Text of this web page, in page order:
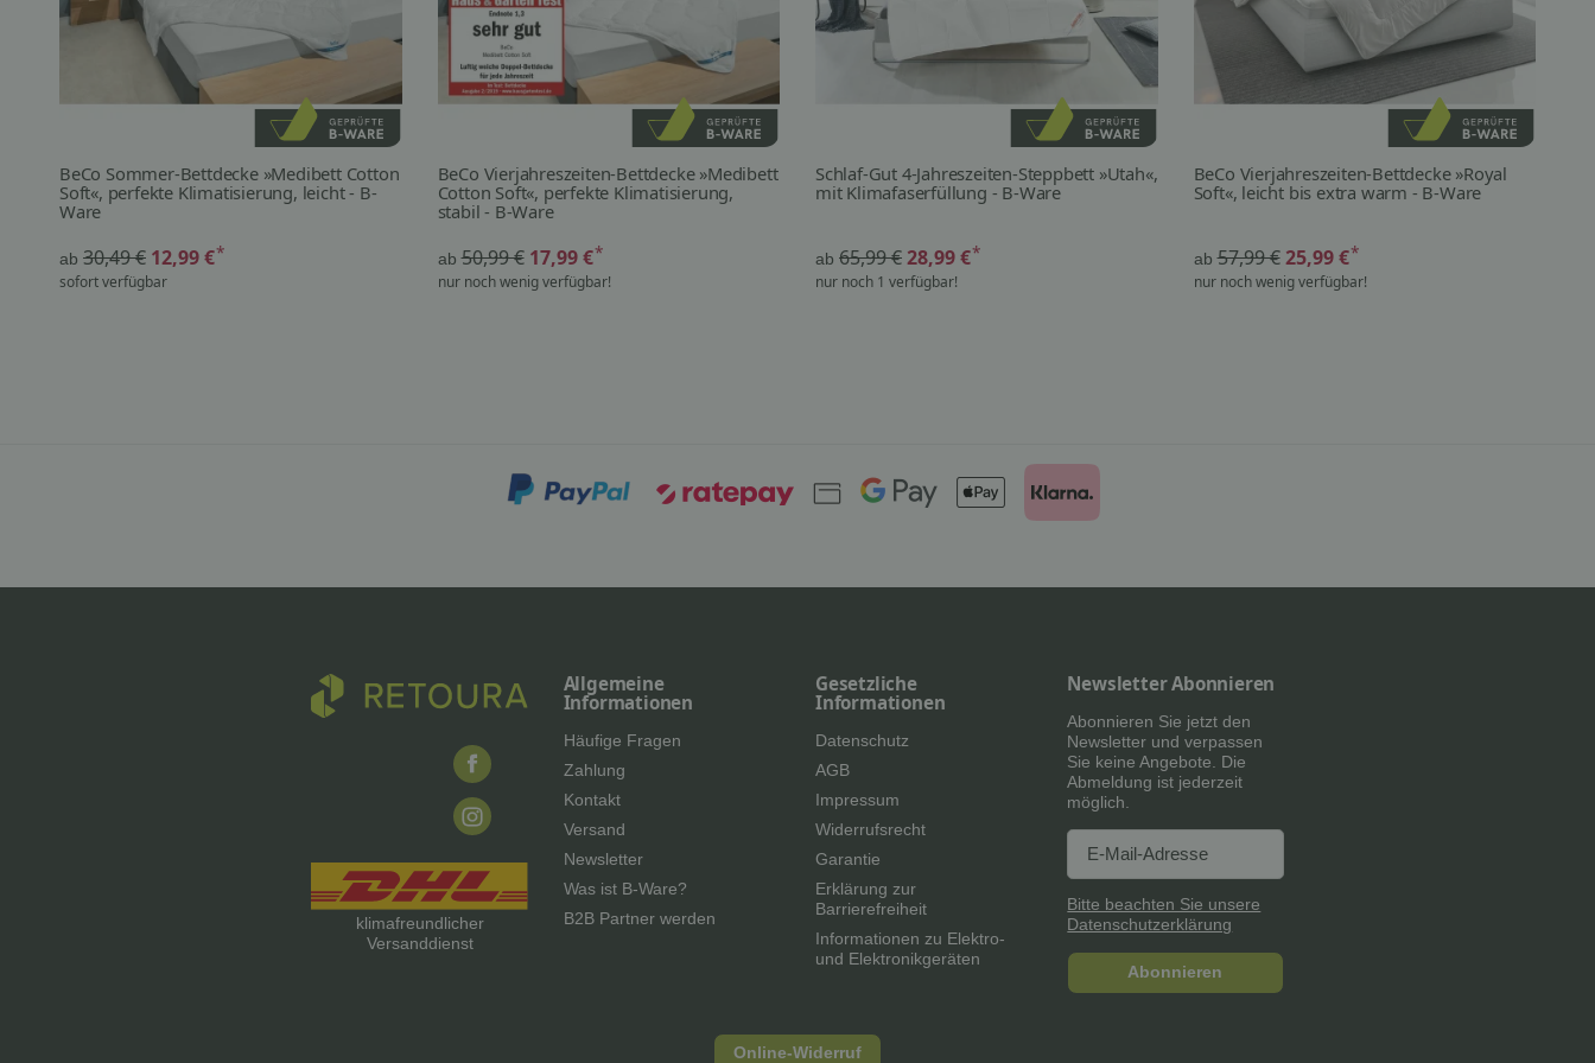
BeCo Sommer-Bettdecke »Medibett Cotton
Soft«, perfekte Klimatisierung, leicht - B-
Ware
ab 30,49 € 12,99 €*
sofort verfügbar
BeCo Vierjahreszeiten-Bettdecke »Medibett
Cotton Soft«, perfekte Klimatisierung,
stabil - B-Ware
ab 50,99 € 17,99 €*
nur noch wenig verfügbar!
Schlaf-Gut 4-Jahreszeiten-Steppbett »Utah«,
mit Klimafaserfüllung - B-Ware
ab 65,99 €28,99 €*
nur noch 1 verfügbar!
BeCo Vierjahreszeiten-Bettdecke »Royal
Soft«, leicht bis extra warm - B-Ware
ab 57,99 € 25,99 €*
nur noch wenig verfügbar!
klimafreundlicher
Versanddienst
Allgemeine
Informationen
Häufige Fragen
Zahlung
Kontakt
Versand
Newsletter
Was ist B-Ware?
B2B Partner werden
Gesetzliche
Informationen
Datenschutz
AGB
Impressum
Widerrufsrecht
Garantie
Erklärung zur
Barrierefreiheit
Informationen zu Elektro-
und Elektronikgeräten
Newsletter Abonnieren
Abonnieren Sie jetzt den
Newsletter und verpassen
Sie keine Angebote. Die
Abmeldung ist jederzeit
möglich.
Newsletter Abonnieren
Newsletter Abonnieren
Bitte beachten Sie unsere
Datenschutzerklärung
Abonnieren
Online-Widerruf